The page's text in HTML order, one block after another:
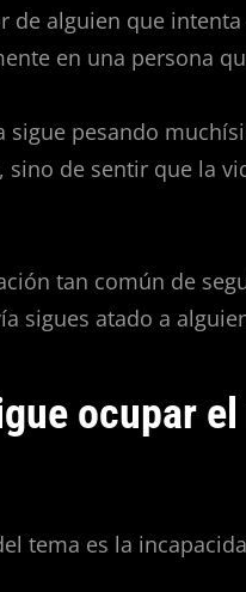
de alguien que
en una persona
sigue pesando
de sentir que la
tan común de
sigues atado a
ocupar
tema es la